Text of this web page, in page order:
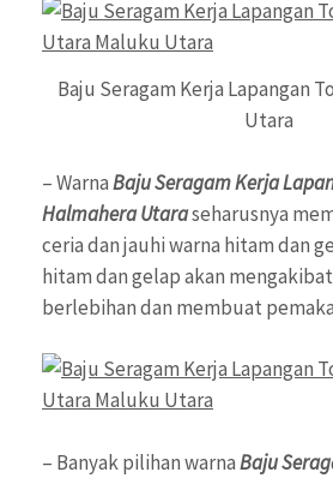
Baju Seragam Kerja Lapangan
Utara
– WarnaBaju Seragam Kerja
Halmahera Utaraseharusnya
ceria dan jauhi warna hitam dan
hitam dan gelap akan
berlebihan dan membuat
– Banyak pilihan warnaBaju